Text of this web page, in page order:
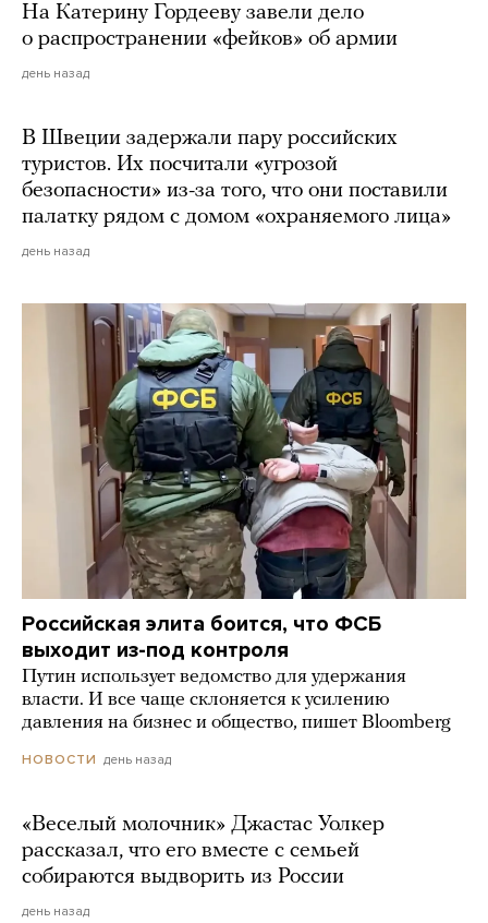
На Катерину Гордееву завели дело
о распространении «фейков» об армии
день назад
В Швеции задержали пару российских
туристов. Их посчитали «угрозой
безопасности» из-за того, что они поставили
палатку рядом с домом «охраняемого лица»
день назад
Российская элита боится, что ФСБ
выходит из-под контроля
Путин использует ведомство для удержания
власти. И все чаще склоняется к усилению
давления на бизнес и общество, пишет Bloomberg
НОВОСТИ день назад
«Веселый молочник» Джастас Уолкер
рассказал, что его вместе с семьей
собираются выдворить из России
день назад